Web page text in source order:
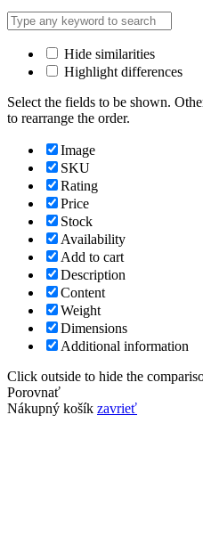
Hide similarities
Highlight differences
Select the fields to be shown.
to rearrange the order.
Image
SKU
Rating
Price
Stock
Availability
Add to cart
Description
Content
Weight
Dimensions
Additional information
Click outside to hide the
Porovnať
Nákupný košík zavrieť